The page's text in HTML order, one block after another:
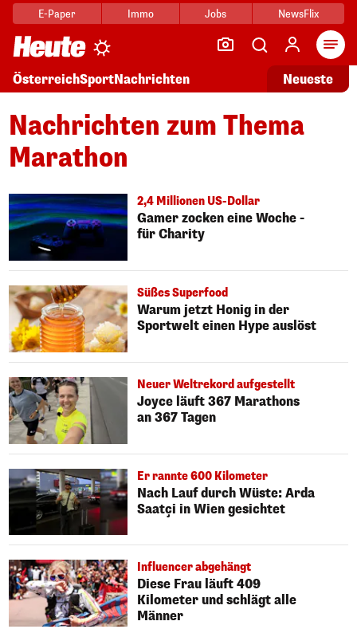
E-Paper Immo Jobs NewsFlix
ÖsterreichSportNachrichten Neueste
Nachrichten zum Thema
Marathon
2,4 Millionen US-Dollar
Gamer zocken eine Woche -
für Charity
Süßes Superfood
Warum jetzt Honig in der
Sportwelt einen Hype auslöst
Neuer Weltrekord aufgestellt
Joyce läuft 367 Marathons
an 367 Tagen
Er rannte 600 Kilometer
Nach Lauf durch Wüste: Arda
Saatçi in Wien gesichtet
Influencer abgehängt
Diese Frau läuft 409
Kilometer und schlägt alle
Männer